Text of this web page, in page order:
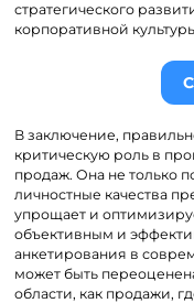
стратегического
корпоративной
В заключение,
критическую роль в
продаж. Она не только
личностные качества
упрощает и
объективным и
анкетирования в
может быть
области, как продажи,